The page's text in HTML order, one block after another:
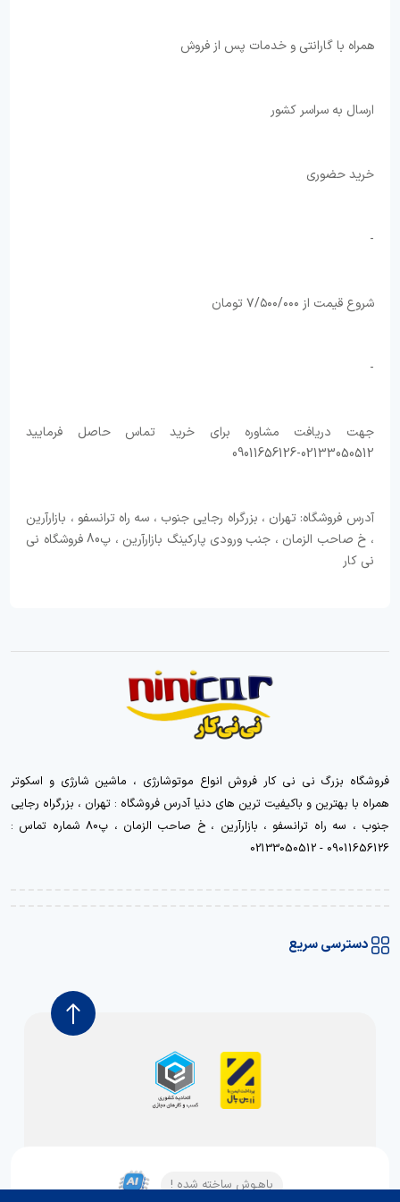
همراه با گارانتی و خدمات پس از فروش
ارسال به سراسر کشور
خرید حضوری
-
شروع قیمت از ۷/۵۰۰/۰۰۰ تومان
-
جهت دریافت مشاوره برای خرید تماس حاصل فرمایید
02133050512-09011656126
آدرس فروشگاه: تهران ، بزرگراه رجایی جنوب ، سه راه ترانسفو ، بازارآرین
، خ صاحب الزمان ، جنب ورودی پارکینگ بازارآرین ، پ80 فروشگاه نی
نی کار
فروشگاه بزرگ نی نی کار فروش انواع موتوشارژی ، ماشین شارژی و اسکوتر
همراه با بهترین و باکیفیت ترین های دنیا آدرس فروشگاه : تهران ، بزرگراه رجایی
جنوب ، سه راه ترانسفو ، بازارآرین ، خ صاحب الزمان ، پ80 شماره تماس :
09011656126 - 02133050512
دسترسی سریع
باهـوش ساخته شده !